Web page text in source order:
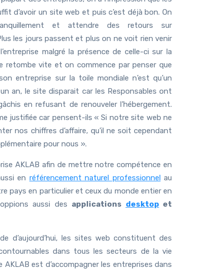
d’avoir un site web et puis c’est déjà bon. On
et attendre des retours sur
les jours passent et plus on ne voit rien venir
malgré la présence de celle-ci sur la
retombe vite et on commence par penser que
entreprise sur la toile mondiale n’est qu’un
an, le site disparait car les Responsables ont
en refusant de renouveler l’hébergement.
justifiée car pensent-ils « Si notre site web ne
nos chiffres d’affaire, qu’il ne soit cependant
pour nous ».
AKLAB afin de mettre notre compétence en
en référencement naturel professionnelau
pays en particulier et ceux du monde entier en
aussi des applications desktop et
d’aujourd’hui, les sites web constituent des
dans tous les secteurs de la vie
est d’accompagner les entreprises dans